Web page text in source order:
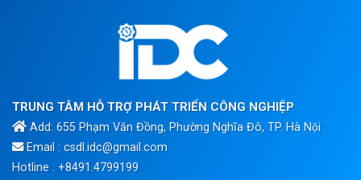
TRUNG TÂM HỖ TRỢ PHÁT TRIỂN CÔNG NGHIỆP
Add: 655 Phạm Văn Đồng, Phường Nghĩa Đô, TP. Hà Nội
Email : csdl.idc@gmail.com
Hotline : +8491.4799199